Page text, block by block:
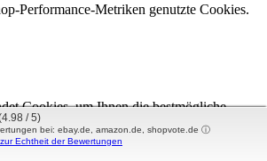
Performance-Metriken genutzte Cookies.
Cookies, um Ihnen die bestmögliche
können...
Nur funktionale Cookies akzeptieren
/ 5)
bei: ebay.de, amazon.de, shopvote.de ⓘ
Echtheit der Bewertungen